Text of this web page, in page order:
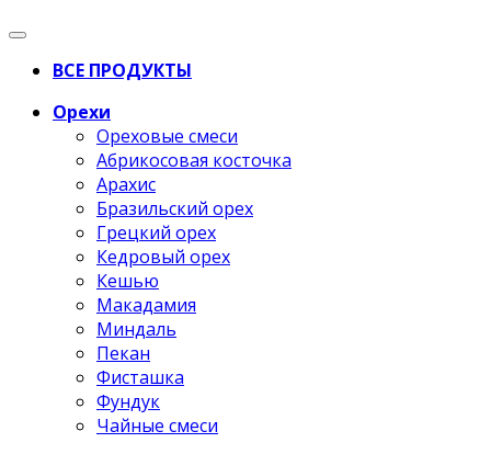
ВСЕ ПРОДУКТЫ
Орехи
Ореховые смеси
Абрикосовая косточка
Арахис
Бразильский орех
Грецкий орех
Кедровый орех
Кешью
Макадамия
Миндаль
Пекан
Фисташка
Фундук
Чайные смеси